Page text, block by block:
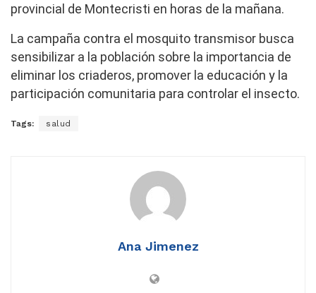
provincial de Montecristi en horas de la mañana.
La campaña contra el mosquito transmisor busca
sensibilizar a la población sobre la importancia de
eliminar los criaderos, promover la educación y la
participación comunitaria para controlar el insecto.
Tags: salud
Ana Jimenez